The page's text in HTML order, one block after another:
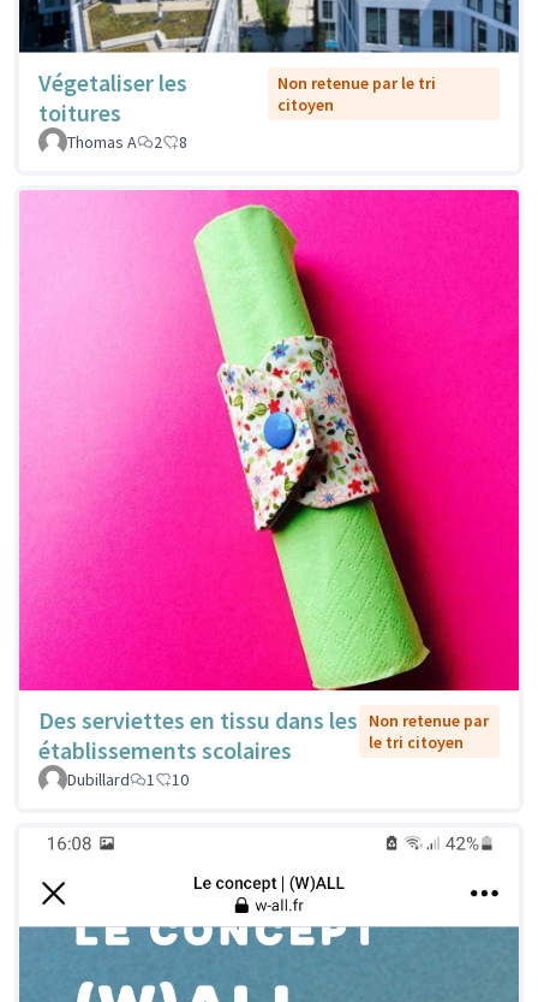
Végetaliser les
toitures
Non retenue par le tri
citoyen
Thomas A
2 8
Des serviettes en tissu dans les
établissements scolaires
Non retenue par
le tri citoyen
Dubillard
1 10